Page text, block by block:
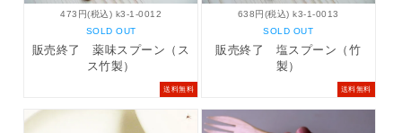
473円(税込) k3-1-0012
SOLD OUT
販売終了 薬味スプーン（ス
ス竹製）
送料無料
638円(税込) k3-1-0013
SOLD OUT
販売終了 塩スプーン（竹
製）
送料無料